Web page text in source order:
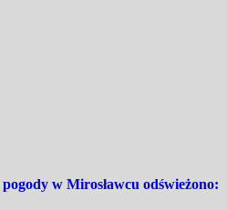
w Mirosławcu odświeżono: